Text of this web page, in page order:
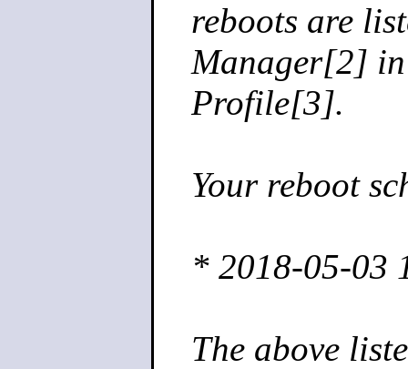
reboots are
Manager[2] in
Profile[3].
Your reboot
* 2018-05-03
The above